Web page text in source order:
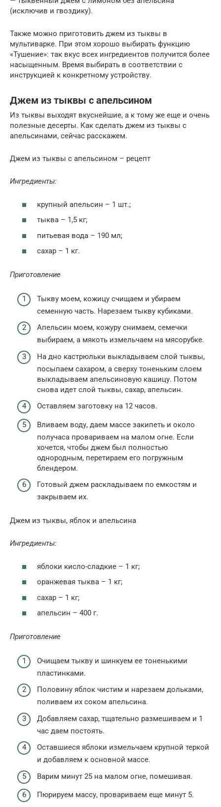
(исключив и гвоздику).
Также можно приготовить джем из тыквы в
мультиварке. При этом хорошо выбирать функцию
«Тушение»: так вкус всех ингредиентов получится более
насыщенным. Время выбирать в соответствии с
инструкцией к конкретному устройству.
Джем из тыквы с апельсином
Из тыквы выходят вкуснейшие, а к тому же еще и очень
полезные десерты. Как сделать джем из тыквы с
апельсинами, сейчас расскажем.
Джем из тыквы с апельсином – рецепт
Ингредиенты:
крупный апельсин – 1 шт.;
тыква – 1,5 кг;
питьевая вода – 190 мл;
сахар – 1 кг.
Приготовление
Тыкву моем, кожицу счищаем и убираем
семенную часть. Нарезаем тыкву кубиками.
Апельсин моем, кожуру снимаем, семечки
выбираем, а мякоть измельчаем на мясорубке.
На дно кастрюльки выкладываем слой тыквы,
посыпаем сахаром, а сверху тоненьким слоем
выкладываем апельсиновую кашицу. Потом
снова идет слой тыквы, сахар, апельсин.
Оставляем заготовку на 12 часов.
Вливаем воду, даем массе закипеть и около
получаса провариваем на малом огне. Если
хочется, чтобы джем был полностью
однородным, перетираем его погружным
блендером.
Готовый джем раскладываем по емкостям и
закрываем их.
Джем из тыквы, яблок и апельсина
Ингредиенты:
яблоки кисло-сладкие – 1 кг;
оранжевая тыква – 1 кг;
сахар – 1 кг;
апельсин – 400 г.
Приготовление
Очищаем тыкву и шинкуем ее тоненькими
пластинками.
Половину яблок чистим и нарезаем дольками,
поливаем их соком апельсина.
Добавляем сахар, тщательно размешиваем и 1
час даем постоять.
Оставшиеся яблоки измельчаем крупной теркой
и добавляем к основной массе.
Варим минут 25 на малом огне, помешивая.
Пюрируем массу, провариваем еще минут 5.